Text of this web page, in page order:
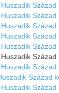
Század
Század
Század
Század
Század
Század
Század
Század